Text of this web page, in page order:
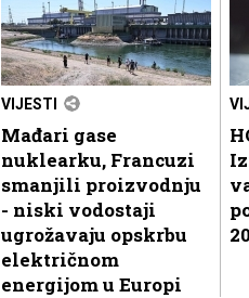
VIJESTI
Mađari gase
nuklearku, Francuzi
smanjili proizvodnju
- niski vodostaji
ugrožavaju opskrbu
električnom
energijom u Europi